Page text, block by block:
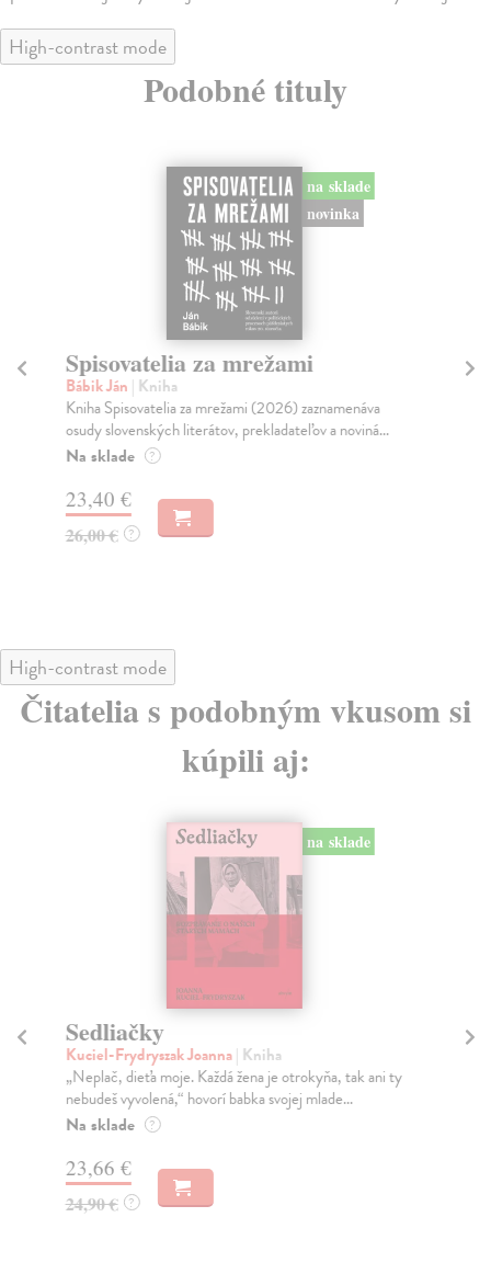
High-contrast mode
Podobné tituly
na sklade
novinka
Spisovatelia za mrežami
Bábik Ján | Kniha
Kniha Spisovatelia za mrežami (2026) zaznamenáva
osudy slovenských literátov, prekladateľov a noviná...
Na sklade ?
23,40 €
26,00 € ?
High-contrast mode
Čitatelia s podobným vkusom si
kúpili aj:
na sklade
Sedliačky
Kuciel-Frydryszak Joanna| Kniha
„Neplač, dieťa moje. Každá žena je otrokyňa, tak ani ty
nebudeš vyvolená,“ hovorí babka svojej mlade...
Na sklade ?
23,66 €
24,90 € ?